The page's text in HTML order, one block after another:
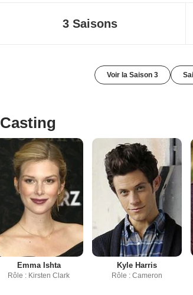
3 Saisons
Voir la Saison 3
Casting
Emma Ishta
Rôle : Kirsten Clark
Kyle Harris
Rôle : Cameron